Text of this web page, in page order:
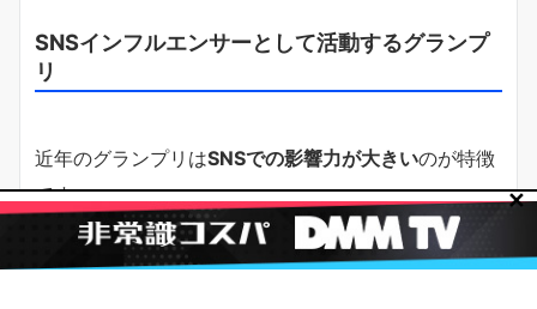
SNSインフルエンサーとして活動するグランプ
リ
近年のグランプリはSNSでの影響力が大きいのが特徴
です。
Instagram・TikTokでのフォロワー数が多く、インフ
ルエンサーとして活動するケースが増えています。
✕